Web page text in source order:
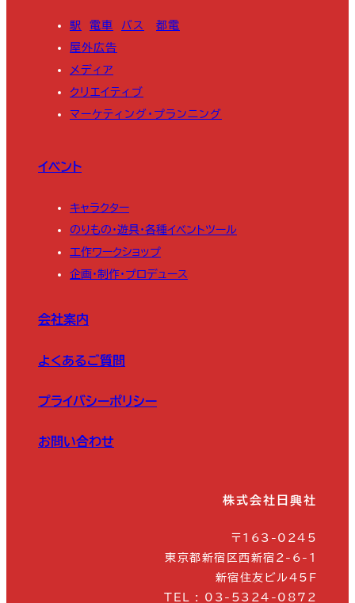
駅 電車 バス
都電
屋外広告
メディア
クリエイティブ
マーケティング・プランニング
イベント
キャラクター
のりもの・遊具・各種イベントツール
工作ワークショップ
企画・制作・プロデュース
会社案内
よくあるご質問
プライバシーポリシー
お問い合わせ
株式会社日興社
〒163-0245
東京都新宿区西新宿2-6-1
新宿住友ビル45F
TEL : 03-5324-0872